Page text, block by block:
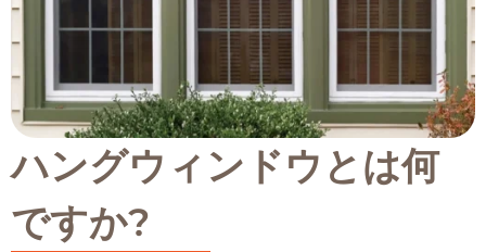
ハングウィンドウとは何
ですか?